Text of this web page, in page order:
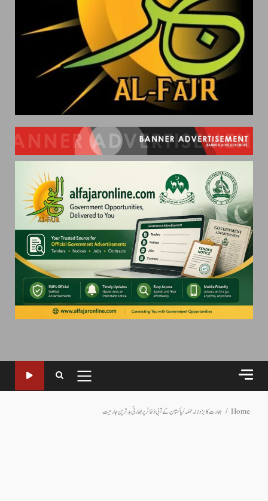
PRIMARY
MENU
Home بھارت کا بزدلانہ حملہ/پاکستان کے آبی ذخائر پر بھارتی بدترین جارحیت